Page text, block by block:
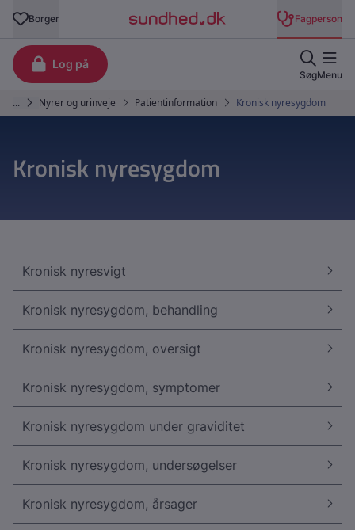
Kronisk nyresygdom
Kronisk nyresvigt
Kronisk nyresygdom, behandling
Kronisk nyresygdom, oversigt
Kronisk nyresygdom, symptomer
Kronisk nyresygdom under graviditet
Kronisk nyresygdom, undersøgelser
Kronisk nyresygdom, årsager